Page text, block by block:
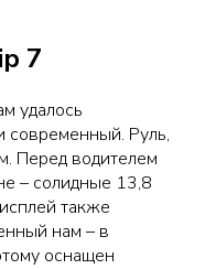
7
удалось
современный. Руль,
Перед водителем
– солидные 13,8
также
нам – в
оснащен